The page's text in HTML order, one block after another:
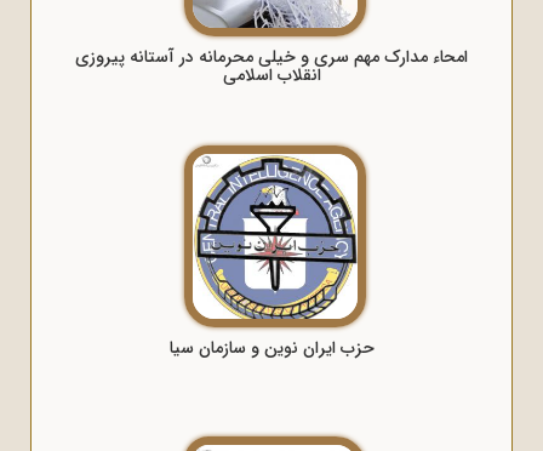
امحاء مدارک مهم سری و خیلی محرمانه در آستانه پیروزی
انقلاب اسلامی
حزب ایران نوین و سازمان سیا